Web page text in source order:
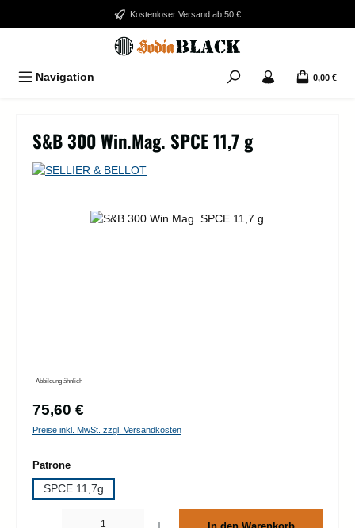
Zum Hauptinhalt springenKostenloser Versand ab 50 €
Navigation 0,00 €
S&B 300 Win.Mag. SPCE 11,7 g
Bildergalerie überspringen
Abbildung ähnlich
Regulärer Preis:
75,60 €
Preise inkl. MwSt. zzgl. Versandkosten
Patroneauswählen
SPCE 11,7g